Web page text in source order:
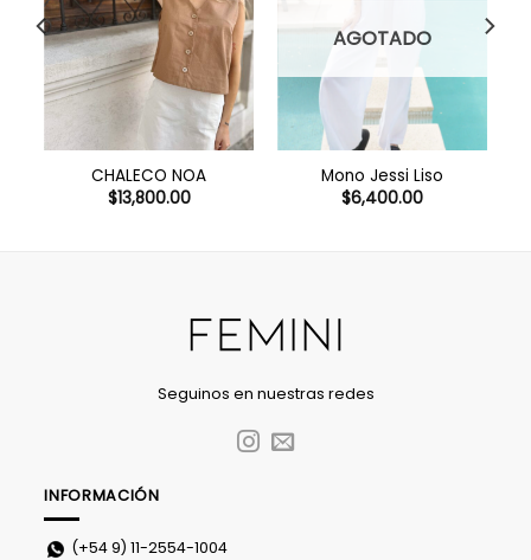
CHALECO NOA
$13,800.00
AGOTADO
Mono Jessi Liso
$6,400.00
Seguinos en nuestras redes
INFORMACIÓN
(+54 9)11-2554-1004